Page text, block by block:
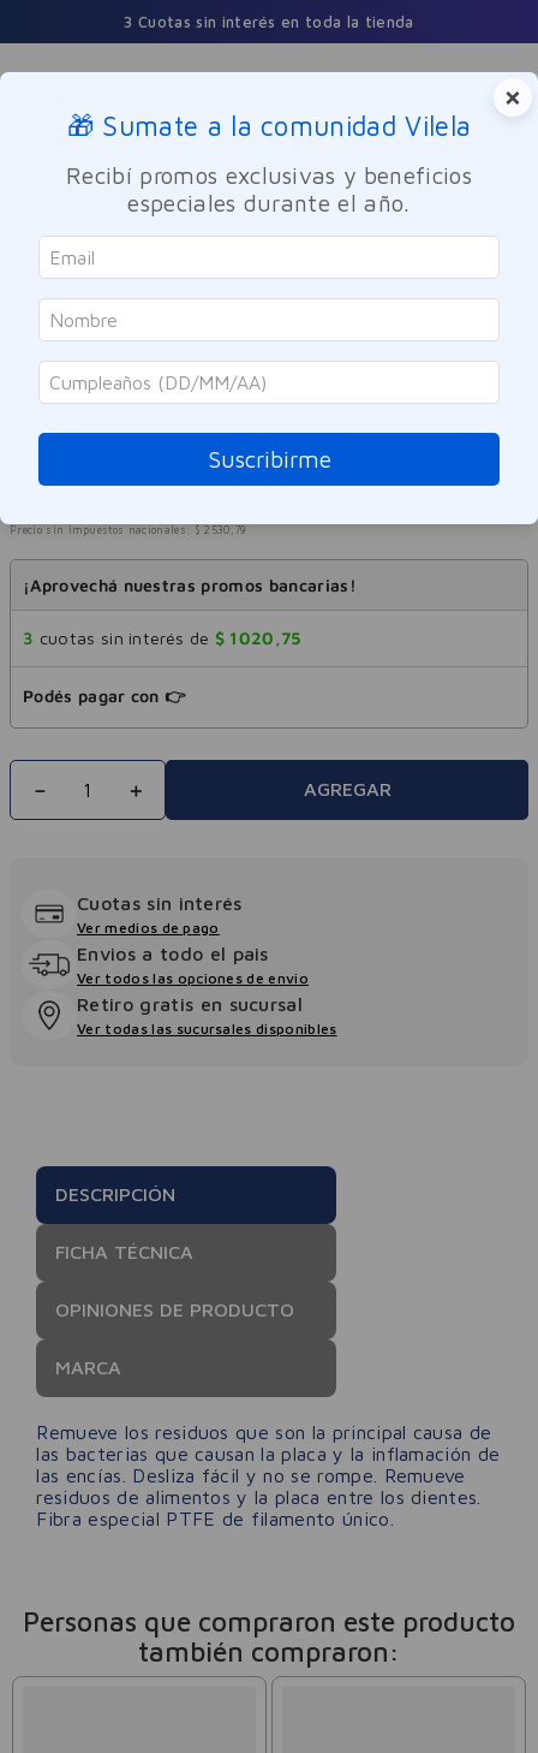
3 Cuotas sin interés en toda la tienda
Buscar
Cuidado Oral Ortodoncia
Colgate
Hilo Dental Original Mint 50mts
Referencia
3062,25 $ 4083,00
Precio sin impuestos nacionales: $ 2530 , 79
¡Aprovechá nuestras promos bancarias!
3 cuotas sin interés de $ 1020 ,75
Podés pagar con 👉
＋
－ AGREGAR
Cuotas sin interés
Ver medios de pago
Envios a todo el pais
Ver todos las opciones de envio
Retiro gratis en sucursal
Ver todas las sucursales disponibles
DESCRIPCIÓN
FICHA TÉCNICA
OPINIONES DE PRODUCTO
MARCA
Remueve los residuos que son la principal causa de
las bacterias que causan la placa y la inflamación de
las encías. Desliza fácil y no se rompe. Remueve
residuos de alimentos y la placa entre los dientes.
Fibra especial PTFE de filamento único.
Personas que compraron este producto
también compraron:
×
🎁 Sumate a la comunidad Vilela
Recibí promos exclusivas y beneficios
especiales durante el año.
Suscribirme